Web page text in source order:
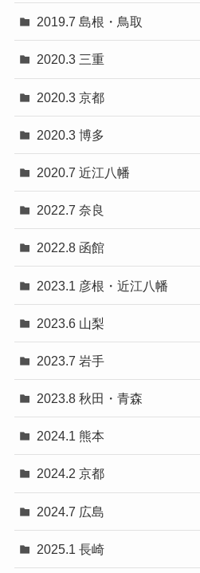
2019.7 島根・鳥取
2020.3 三重
2020.3 京都
2020.3 博多
2020.7 近江八幡
2022.7 奈良
2022.8 函館
2023.1 彦根・近江八幡
2023.6 山梨
2023.7 岩手
2023.8 秋田・青森
2024.1 熊本
2024.2 京都
2024.7 広島
2025.1 長崎